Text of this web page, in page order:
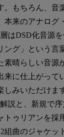
。もちろん、音
本来のアナログ
はDSD化音源
グ」という言
素晴らしい音源
来に仕上がって
しみいただけま
説と、新規で
トゥリアンを採
組曲のジャケッ